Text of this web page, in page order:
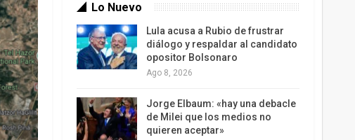
Lo Nuevo
Lula acusa a Rubio de frustrar
diálogo y respaldar al candidato
opositor Bolsonaro
Ago 8, 2026
Jorge Elbaum: «hay una debacle
de Milei que los medios no
quieren aceptar»